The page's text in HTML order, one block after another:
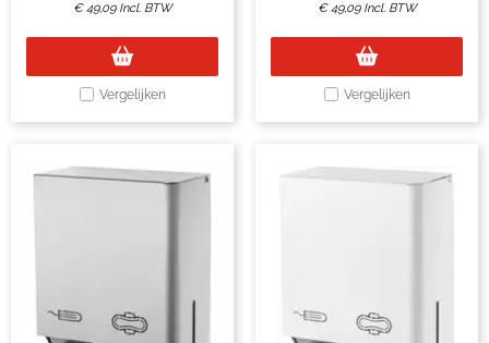
€49,09 Incl. BTW
Vergelijken
€49,09 Incl. BTW
Vergelijken